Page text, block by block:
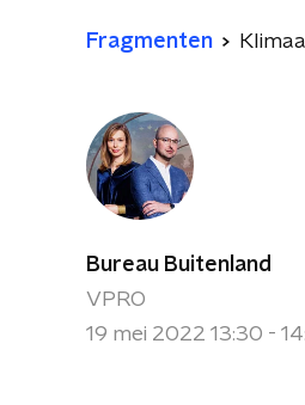
Fragmenten
Bureau Buitenland
VPRO
19 mei 2022 13:30 -